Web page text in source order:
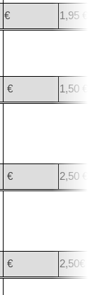
€ 1,95 €
€ 1,50 €
€ 2,50 €
€ 2,50€